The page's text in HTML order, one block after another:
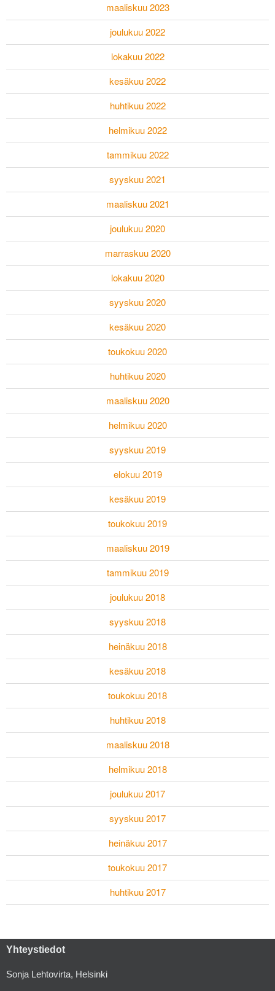
maaliskuu 2023
joulukuu 2022
lokakuu 2022
kesäkuu 2022
huhtikuu 2022
helmikuu 2022
tammikuu 2022
syyskuu 2021
maaliskuu 2021
joulukuu 2020
marraskuu 2020
lokakuu 2020
syyskuu 2020
kesäkuu 2020
toukokuu 2020
huhtikuu 2020
maaliskuu 2020
helmikuu 2020
syyskuu 2019
elokuu 2019
kesäkuu 2019
toukokuu 2019
maaliskuu 2019
tammikuu 2019
joulukuu 2018
syyskuu 2018
heinäkuu 2018
kesäkuu 2018
toukokuu 2018
huhtikuu 2018
maaliskuu 2018
helmikuu 2018
joulukuu 2017
syyskuu 2017
heinäkuu 2017
toukokuu 2017
huhtikuu 2017
Yhteystiedot
Sonja Lehtovirta, Helsinki